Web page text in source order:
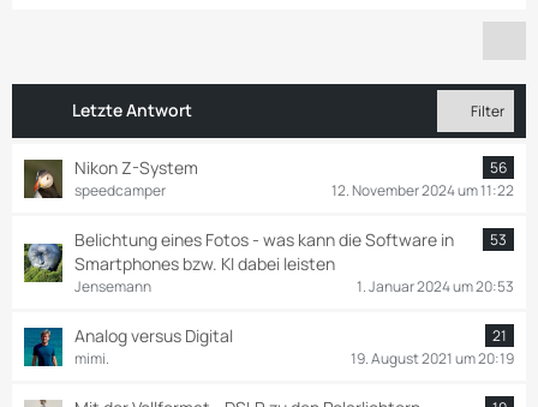
Letzte Antwort Filter
Nikon Z-System
56
speedcamper
12. November 2024 um 11:22
Belichtung eines Fotos - was kann die Software in
Smartphones bzw. KI dabei leisten
53
Jensemann 1. Januar 2024 um 20:53
Analog versus Digital
21
mimi.
19. August 2021 um 20:19